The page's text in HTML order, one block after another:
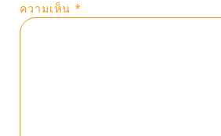
ความเห็น *